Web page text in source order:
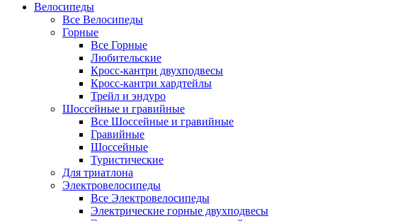
Велосипеды
Все Велосипеды
Горные
Все Горные
Любительские
Кросс-кантри двухподвесы
Кросс-кантри хардтейлы
Трейл и эндуро
Шоссейные и гравийные
Все Шоссейные и гравийные
Гравийные
Шоссейные
Туристические
Для триатлона
Электровелосипеды
Все Электровелосипеды
Электрические горные двухподвесы